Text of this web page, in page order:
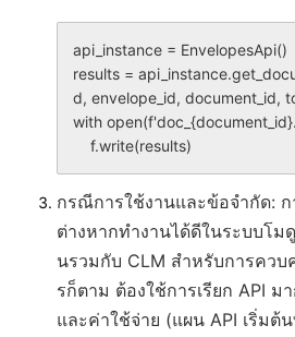
api_instance = EnvelopesApi()
results =
d, envelope_id, document_id,
with
กรณีการใช้งานและข้อจำกัด:
ต่างหากทำงานได้ดีในระบบโม
นรวมกับ CLM สำหรับการควบ
รก็ตาม ต้องใช้การเรียก API ม
และค่าใช้จ่าย (แผน API เริ่มต้